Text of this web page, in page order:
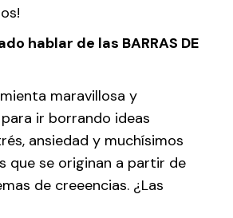
hablar de las BARRAS DE
maravillosa y
ir borrando ideas
ansiedad y muchísimos
que se originan a partir de
de creeencias. ¿Las